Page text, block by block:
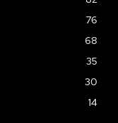
76
68
35
30
14